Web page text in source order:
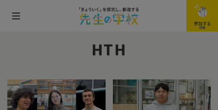
メ
開
閉
参加する
JOIN
HTH